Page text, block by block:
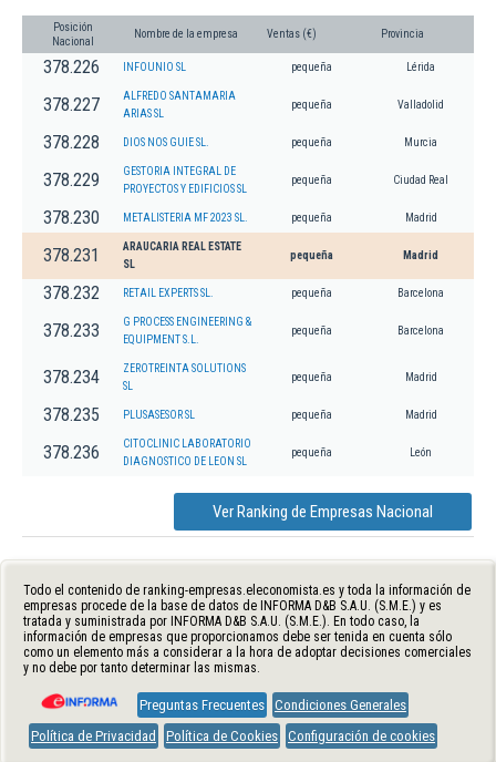
Posición
Nacional
Nombre de la empresa Ventas (€) Provincia
378.226 INFOUNIO SL pequeña Lérida
378.227
ALFREDO SANTAMARIA
ARIAS SL
pequeña Valladolid
378.228 DIOS NOS GUIE SL. pequeña Murcia
378.229
GESTORIA INTEGRAL DE
PROYECTOS Y EDIFICIOS SL
pequeña Ciudad Real
378.230 METALISTERIA MF 2023 SL. pequeña Madrid
378.231
ARAUCARIA REAL ESTATE
SL
pequeña Madrid
378.232 RETAIL EXPERTS SL. pequeña Barcelona
378.233
G PROCESS ENGINEERING &
EQUIPMENT S.L.
pequeña Barcelona
378.234
ZEROTREINTA SOLUTIONS
SL
pequeña Madrid
378.235 PLUSASESOR SL pequeña Madrid
378.236
CITOCLINIC LABORATORIO
DIAGNOSTICO DE LEON SL
pequeña León
Ver Ranking de Empresas Nacional
Todo el contenido de ranking-empresas.eleconomista.es y toda la información de
empresas procede de la base de datos de INFORMA D&B S.A.U. (S.M.E.) y es
tratada y suministrada por INFORMA D&B S.A.U. (S.M.E.). En todo caso, la
información de empresas que proporcionamos debe ser tenida en cuenta sólo
como un elemento más a considerar a la hora de adoptar decisiones comerciales
y no debe por tanto determinar las mismas.
Preguntas Frecuentes Condiciones Generales
Política de Privacidad
Política de Cookies Configuración de cookies